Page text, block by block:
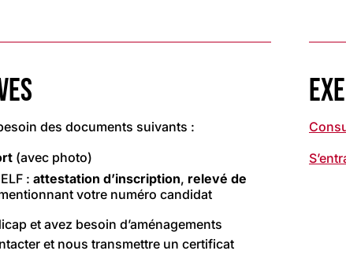
des documents suivants :
(avec photo)
: attestation d’inscription, relevé de
votre numéro candidat
et avez besoin d’aménagements
et nous transmettre un certificat